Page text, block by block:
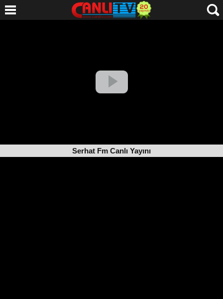
Serhat Fm Canlı Yayını